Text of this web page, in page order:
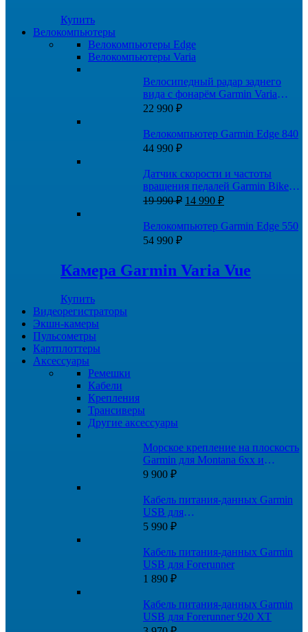
Купить
Велокомпьютеры
Велокомпьютеры Edge
Велокомпьютеры Varia
Велосипедный радар заднего
вида с фонарём Garmin Varia
RTL515 (A04024)
22 990 ₽
Велокомпьютер Garmin Edge 840
44 990 ₽
Датчик скорости и частоты
вращения педалей Garmin Bike
Speed Sensor 2 и Cadence Sensor 2
19 990₽ Первоначальная
составляла
19
14 990 ₽Текущая
14
Велокомпьютер Garmin Edge 550
54 990 ₽
Камера Garmin Varia Vue
Купить
Видеорегистраторы
Экшн-камеры
Пульсометры
Картплоттеры
Аксессуары
Ремешки
Кабели
Крепления
Трансиверы
Другие аксессуары
Морское крепление на плоскость
Garmin для Montana 6xx и
GPSMAP 276Cx
9 900 ₽
Кабель питания-данных Garmin
USB для
Fenix/Quatix/Tactix/Forerunner/Venu
5 990 ₽
Кабель питания-данных Garmin
USB для Forerunner
1 890 ₽
Кабель питания-данных Garmin
USB для Forerunner 920 XT